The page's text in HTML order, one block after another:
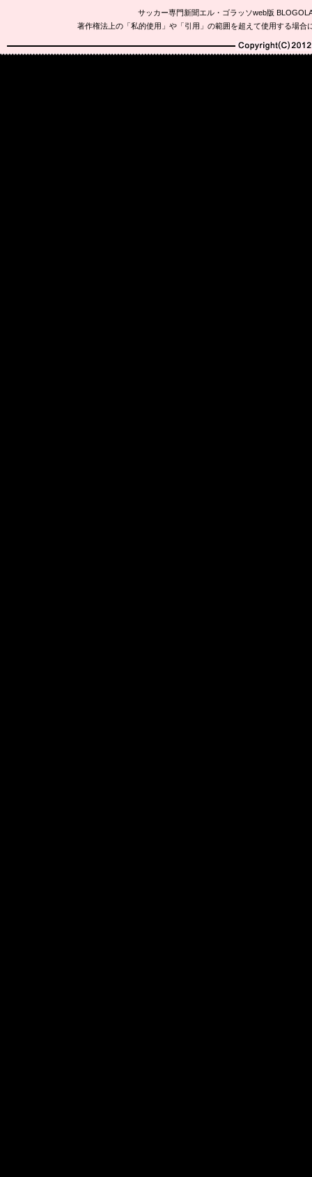
サッカー専門新聞エル・ゴラッソweb版
著作権法上の「私的使用」や「引用」の範囲を超えて使用する場
Copyright(C)2010-